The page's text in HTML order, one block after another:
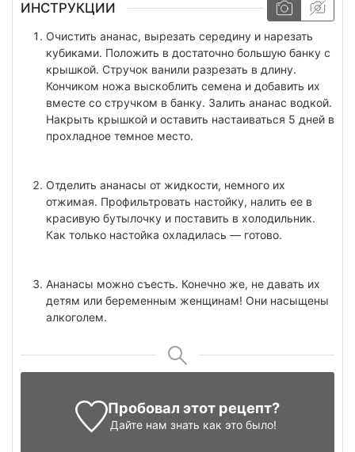
ИНСТРУКЦИИ
Очистить ананас, вырезать середину и нарезать
кубиками. Положить в достаточно большую банку с
крышкой. Стручок ванили разрезать в длину.
Кончиком ножа выскоблить семена и добавить их
вместе со стручком в банку. Залить ананас водкой.
Накрыть крышкой и оставить настаиваться 5 дней в
прохладное темное место.
Отделить ананасы от жидкости, немного их
отжимая. Профильтровать настойку, налить ее в
красивую бутылочку и поставить в холодильник.
Как только настойка охладилась — готово.
Ананасы можно съесть. Конечно же, не давать их
детям или беременным женщинам! Они насыщены
алкоголем.
Пробовал этот рецепт?
Дайте нам знать как это было!